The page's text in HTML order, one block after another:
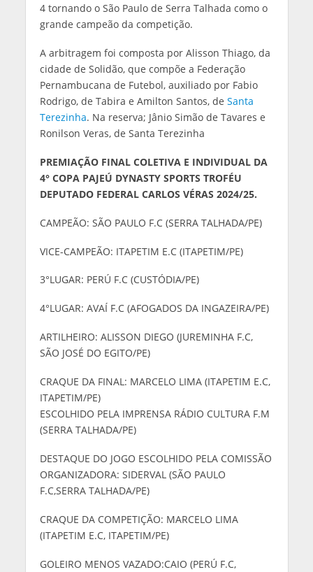
4 tornando o São Paulo de Serra Talhada como o
grande campeão da competição.
A arbitragem foi composta por Alisson Thiago, da
cidade de Solidão, que compõe a Federação
Pernambucana de Futebol, auxiliado por Fabio
Rodrigo, de Tabira e Amilton Santos, de Santa
Terezinha. Na reserva; Jânio Simão de Tavares e
Ronilson Veras, de Santa Terezinha
PREMIAÇÃO FINAL COLETIVA E INDIVIDUAL DA
4° COPA PAJEÚ DYNASTY SPORTS TROFÉU
DEPUTADO FEDERAL CARLOS VÉRAS 2024/25.
CAMPEÃO: SÃO PAULO F.C (SERRA TALHADA/PE)
VICE-CAMPEÃO: ITAPETIM E.C (ITAPETIM/PE)
3°LUGAR: PERÚ F.C (CUSTÓDIA/PE)
4°LUGAR: AVAÍ F.C (AFOGADOS DA INGAZEIRA/PE)
ARTILHEIRO: ALISSON DIEGO (JUREMINHA F.C,
SÃO JOSÉ DO EGITO/PE)
CRAQUE DA FINAL: MARCELO LIMA (ITAPETIM E.C,
ITAPETIM/PE)
ESCOLHIDO PELA IMPRENSA RÁDIO CULTURA F.M
(SERRA TALHADA/PE)
DESTAQUE DO JOGO ESCOLHIDO PELA COMISSÃO
ORGANIZADORA: SIDERVAL (SÃO PAULO
F.C,SERRA TALHADA/PE)
CRAQUE DA COMPETIÇÃO: MARCELO LIMA
(ITAPETIM E.C, ITAPETIM/PE)
GOLEIRO MENOS VAZADO:CAIO (PERÚ F.C,